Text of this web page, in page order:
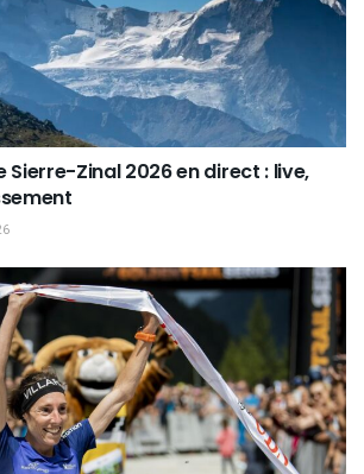
Zinal 2026 en direct : live,